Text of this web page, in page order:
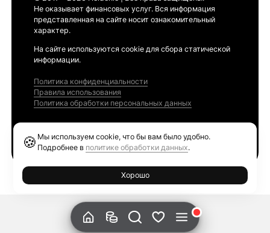
Не оказывает финансовых услуг. Вся информация
представленная на сайте носит ознакомительный
характер.
На сайте используются cookie для сбора статической
информации.
Политика конфиденциальности
Правила использования
Политика обработки персональных данных
🍪 Мы используем cookie, что бы вам было удобно.
Подробнее в политике обработки данных.
Хорошо
Ethereum GAS Tracker